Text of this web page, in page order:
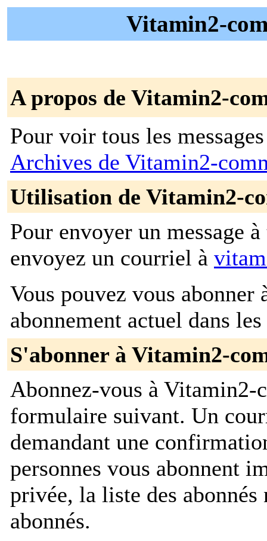
Vitamin2-
A propos de Vitamin2-
Pour voir tous les
Archives de Vitamin2-
Utilisation de Vitamin2-
Pour envoyer un message
envoyez un courriel à
Vous pouvez vous
abonnement actuel dans
S'abonner à Vitamin2-
Abonnez-vous à Vitamin2-
formulaire suivant. Un
demandant une
personnes vous abonnent
privée, la liste des
abonnés.